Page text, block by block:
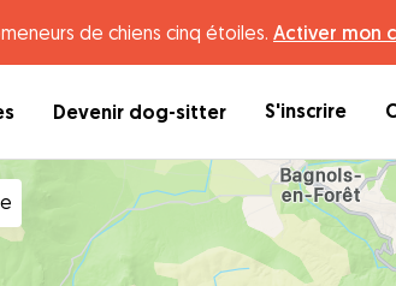
de chiens cinq étoiles. Activer mon
Devenir dog-sitter S'inscrire